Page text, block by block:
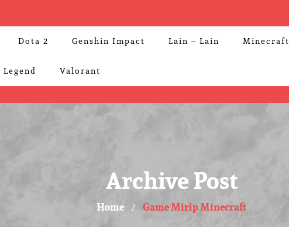
Dota 2 Genshin Impact Lain – Lain Minecraft
Valorant
Archive Post
Home / Game Mirip Minecraft